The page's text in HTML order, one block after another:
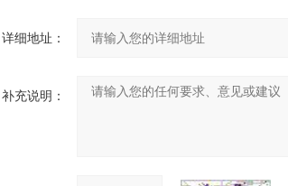
详细地址：
补充说明：